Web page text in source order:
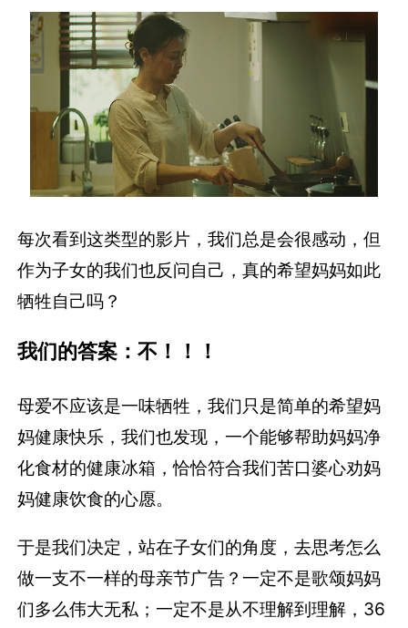
每次看到这类型的影片，我们总是会很感动，但
作为子女的我们也反问自己，真的希望妈妈如此
牺牲自己吗？
我们的答案：不！！！
母爱不应该是一味牺牲，我们只是简单的希望妈
妈健康快乐，我们也发现，一个能够帮助妈妈净
化食材的健康冰箱，恰恰符合我们苦口婆心劝妈
妈健康饮食的心愿。
于是我们决定，站在子女们的角度，去思考怎么
做一支不一样的母亲节广告？一定不是歌颂妈妈
们多么伟大无私；一定不是从不理解到理解，36